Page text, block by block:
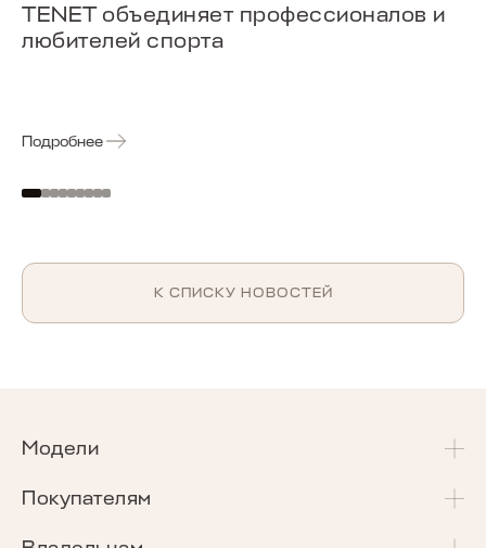
TENET объединяет профессионалов и
любителей спорта
Подробнее
К СПИСКУ НОВОСТЕЙ
Модели
T4
T4L
Покупателям